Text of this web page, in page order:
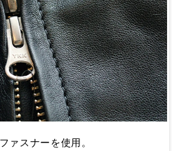
ァスナーを使用。